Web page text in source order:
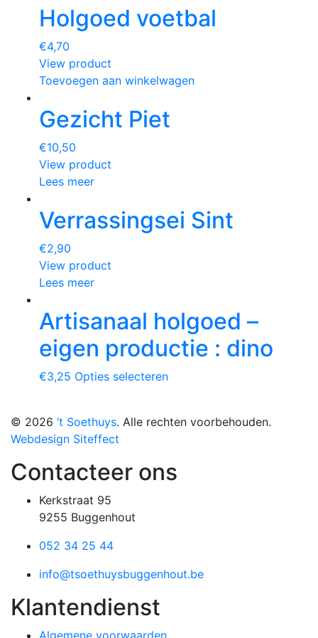
Holgoed voetbal
€4,70
View product
Toevoegen aan winkelwagen
Gezicht Piet
€10,50
View product
Lees meer
Verrassingsei Sint
€2,90
View product
Lees meer
Artisanaal holgoed –
eigen productie : dino
€3,25 Opties selecteren
© 2026 ‘t Soethuys. Alle rechten voorbehouden.
Webdesign Siteffect
Contacteer ons
Kerkstraat 95
9255 Buggenhout
052 34 25 44
info@tsoethuysbuggenhout.be
Klantendienst
Algemene voorwaarden